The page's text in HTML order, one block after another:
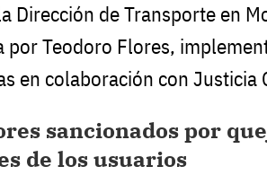
Dirección de Transporte en
por Teodoro Flores,
en colaboración con Justicia
sancionados por
de los usuarios